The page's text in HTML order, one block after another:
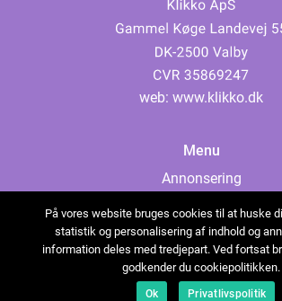
web: www.klikko.dk
Menu
Annonsering
Cookies
Kontakta oss
Sitemap
På vores website bruges cookies til at huske
statistik og personalisering af indhold og
information deles med tredjepart. Ved fortsat
godkender du cookiepolitikken.
Ok Privatlivspolitik